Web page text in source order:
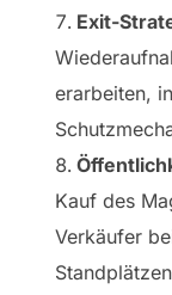
Exit-
erarbeiten,
Kauf des
Verkäufer